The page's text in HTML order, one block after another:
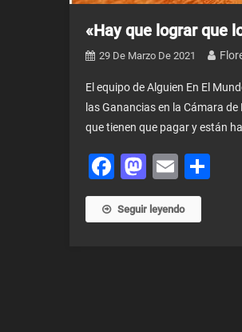
«Hay que lograr que
29 De Marzo De 2021
El equipo de Alguien En El
las Ganancias en la Cámara
que tienen que pagar y están
Facebook
Email
Seguir leyendo